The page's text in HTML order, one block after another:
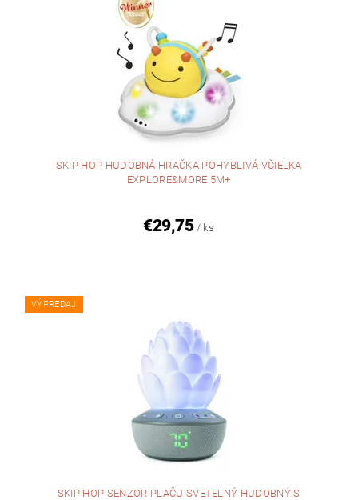
SKIP HOP HUDOBNÁ HRAČKA POHYBLIVÁ VČIELKA
EXPLORE&MORE 5M+
€29,75 / ks
VÝPREDAJ
SKIP HOP SENZOR PLAČU SVETELNÝ HUDOBNÝ S